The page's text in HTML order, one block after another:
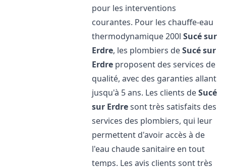
pour les interventions
courantes. Pour les chauffe-eau
thermodynamique 200lSucé sur
Erdre, les plombiers deSucé sur
Erdre proposent des services de
qualité, avec des garanties allant
jusqu'à 5 ans. Les clients deSucé
sur Erdresont très satisfaits des
services des plombiers, qui leur
permettent d'avoir accès à de
l'eau chaude sanitaire en tout
temps. Les avis clients sont très